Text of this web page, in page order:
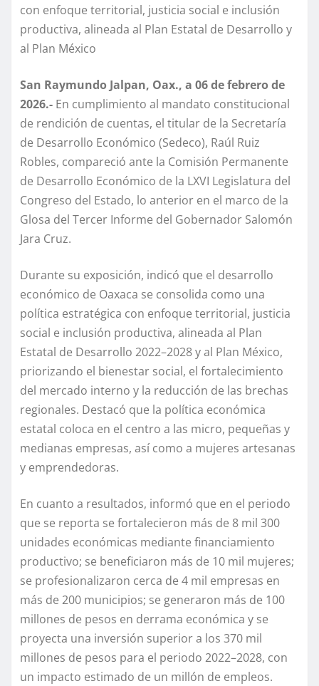
con enfoque territorial, justicia social e inclusión
productiva, alineada al Plan Estatal de Desarrollo y
al Plan México
San Raymundo Jalpan, Oax., a 06 de febrero de
2026.- En cumplimiento al mandato constitucional
de rendición de cuentas, el titular de la Secretaría
de Desarrollo Económico (Sedeco), Raúl Ruiz
Robles, compareció ante la Comisión Permanente
de Desarrollo Económico de la LXVI Legislatura del
Congreso del Estado, lo anterior en el marco de la
Glosa del Tercer Informe del Gobernador Salomón
Jara Cruz.
Durante su exposición, indicó que el desarrollo
económico de Oaxaca se consolida como una
política estratégica con enfoque territorial, justicia
social e inclusión productiva, alineada al Plan
Estatal de Desarrollo 2022–2028 y al Plan México,
priorizando el bienestar social, el fortalecimiento
del mercado interno y la reducción de las brechas
regionales. Destacó que la política económica
estatal coloca en el centro a las micro, pequeñas y
medianas empresas, así como a mujeres artesanas
y emprendedoras.
En cuanto a resultados, informó que en el periodo
que se reporta se fortalecieron más de 8 mil 300
unidades económicas mediante financiamiento
productivo; se beneficiaron más de 10 mil mujeres;
se profesionalizaron cerca de 4 mil empresas en
más de 200 municipios; se generaron más de 100
millones de pesos en derrama económica y se
proyecta una inversión superior a los 370 mil
millones de pesos para el periodo 2022–2028, con
un impacto estimado de un millón de empleos.